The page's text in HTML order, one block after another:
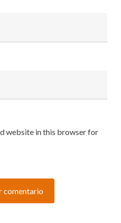
website in this browser for